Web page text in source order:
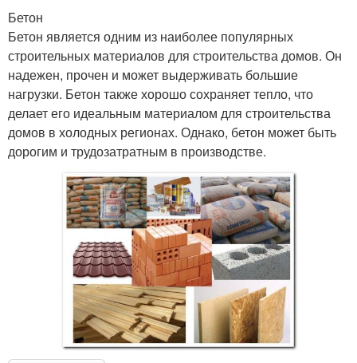
Бетон
Бетон является одним из наиболее популярных
строительных материалов для строительства домов. Он
надежен, прочен и может выдерживать большие
нагрузки. Бетон также хорошо сохраняет тепло, что
делает его идеальным материалом для строительства
домов в холодных регионах. Однако, бетон может быть
дорогим и трудозатратным в производстве.